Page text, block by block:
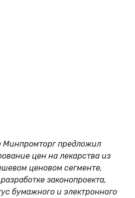
предложил
цен на лекарства из
ценовом сегменте,
законопроекта,
бумажного и электронного